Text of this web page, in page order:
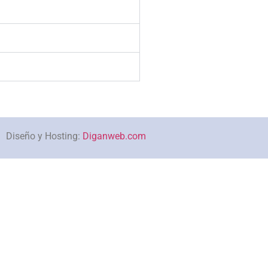
Diseño y Hosting: Diganweb.com